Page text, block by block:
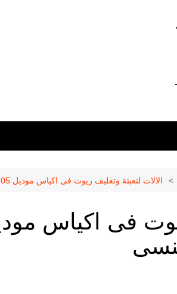
–
–
الالات لتعبئة وتغليف زيوت فى اكياس موديل 505 ماركة المهندس منسى
زيوت فى اكياس